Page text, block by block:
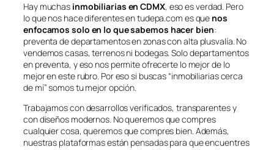
Hay muchas inmobiliarias en CDMX, eso es verdad. Pero
lo que nos hace diferentes en tudepa.com es que nos
enfocamos solo en lo que sabemos hacer bien:
preventa de departamentos en zonas con alta plusvalía. No
vendemos casas, terrenos ni bodegas. Solo departamentos
en preventa, y eso nos permite ofrecerte lo mejor de lo
mejor en este rubro. Por eso si buscas “inmobiliarias cerca
de mí” somos tu mejor opción.
Trabajamos con desarrollos verificados, transparentes y
con diseños modernos. No queremos que compres
cualquier cosa, queremos que compres bien. Además,
nuestras plataformas están pensadas para que encuentres